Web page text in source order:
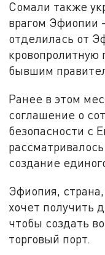
Сомали также
врагом Эфиопии
отделилась от
кровопролитную
бывшим
Ранее в этом
соглашение о
безопасности с
создание
Эфиопия,
хочет получить
чтобы создать
торговый порт.